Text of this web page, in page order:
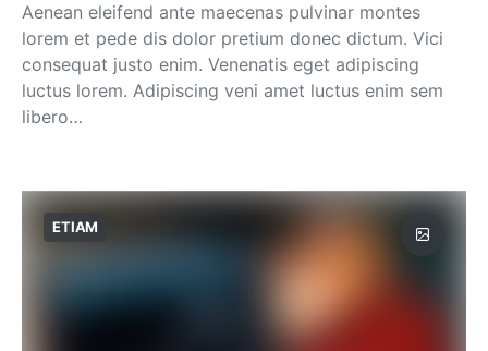
Aenean eleifend ante maecenas pulvinar montes
lorem et pede dis dolor pretium donec dictum. Vici
consequat justo enim. Venenatis eget adipiscing
luctus lorem. Adipiscing veni amet luctus enim sem
libero…
ETIAM